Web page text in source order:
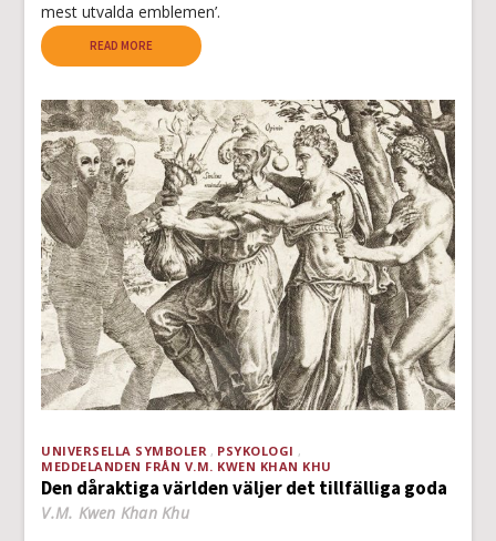
mest utvalda emblemen’.
READ MORE
UNIVERSELLA SYMBOLER
PSYKOLOGI
MEDDELANDEN FRÅN V.M. KWEN KHAN KHU
Den dåraktiga världen väljer det tillfälliga goda
V.M. Kwen Khan Khu